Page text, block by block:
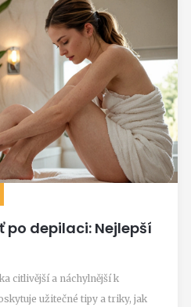
po depilaci: Nejlepší
citlivější a náchylnější k
užitečné tipy a triky, jak